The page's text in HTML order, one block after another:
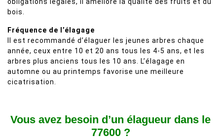
bois.
Fréquence de l’élagage
Il est recommandé d’élaguer les jeunes arbres chaque
année, ceux entre 10 et 20 ans tous les 4-5 ans, et les
arbres plus anciens tous les 10 ans. L’élagage en
automne ou au printemps favorise une meilleure
cicatrisation.
Vous avez besoin d’un élagueur dans le
77600 ?